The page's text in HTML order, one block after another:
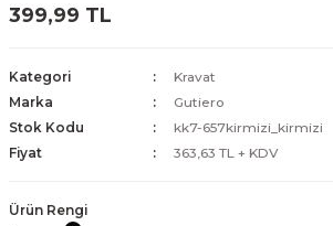
399,99 TL
Kategori
Kravat
Marka
Gutiero
Stok Kodu
kk7-657kirmizi_kirmizi
Fiyat
363,63 TL + KDV
Ürün Rengi